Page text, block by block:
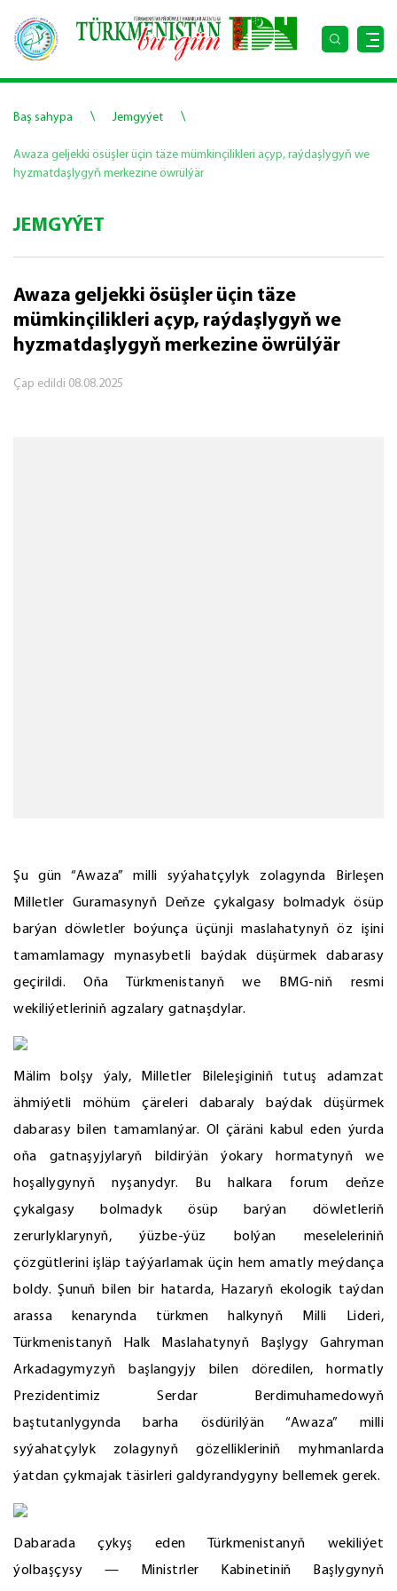
Baş sahypa \ Jemgyýet \
Awaza geljekki ösüşler üçin täze mümkinçilikleri açyp, raýdaşlygyň we
hyzmatdaşlygyň merkezine öwrülýär
JEMGYÝET
Awaza geljekki ösüşler üçin täze
mümkinçilikleri açyp, raýdaşlygyň we
hyzmatdaşlygyň merkezine öwrülýär
Çap edildi 08.08.2025
Şu gün “Awaza” milli syýahatçylyk zolagynda Birleşen
Milletler Guramasynyň Deňze çykalgasy bolmadyk ösüp
barýan döwletler boýunça üçünji maslahatynyň öz işini
tamamlamagy mynasybetli baýdak düşürmek dabarasy
geçirildi. Oňa Türkmenistanyň we BMG-niň resmi
wekiliýetleriniň agzalary gatnaşdylar.
Mälim bolşy ýaly, Milletler Bileleşiginiň tutuş adamzat
ähmiýetli möhüm çäreleri dabaraly baýdak düşürmek
dabarasy bilen tamamlanýar. Ol çäräni kabul eden ýurda
oňa gatnaşyjylaryň bildirýän ýokary hormatynyň we
hoşallygynyň nyşanydyr. Bu halkara forum deňze
çykalgasy bolmadyk ösüp barýan döwletleriň
zerurlyklarynyň, ýüzbe-ýüz bolýan meseleleriniň
çözgütlerini işläp taýýarlamak üçin hem amatly meýdança
boldy. Şunuň bilen bir hatarda, Hazaryň ekologik taýdan
arassa kenarynda türkmen halkynyň Milli Lideri,
Türkmenistanyň Halk Maslahatynyň Başlygy Gahryman
Arkadagymyzyň başlangyjy bilen döredilen, hormatly
Prezidentimiz Serdar Berdimuhamedowyň
baştutanlygynda barha ösdürilýän “Awaza” milli
syýahatçylyk zolagynyň gözellikleriniň myhmanlarda
ýatdan çykmajak täsirleri galdyrandygyny bellemek gerek.
Dabarada çykyş eden Türkmenistanyň wekiliýet
ýolbaşçysy — Ministrler Kabinetiniň Başlygynyň